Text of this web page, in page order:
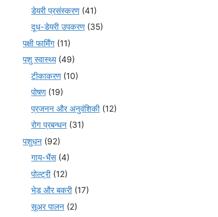
डेयरी प्रसंस्करण(41)
दूध-डेयरी उपकरण(35)
पक्षी फार्मिंग (11)
पशु स्वास्थ्य(49)
टीकाकरण(10)
पोषण(19)
प्रजनन और अनुवंशिकी (12)
रोग प्रबन्धन (31)
पशुधन (92)
गाय-भैंस(4)
पोल्ट्री (12)
भेड़ और बकरी (17)
सूअर पालन (2)